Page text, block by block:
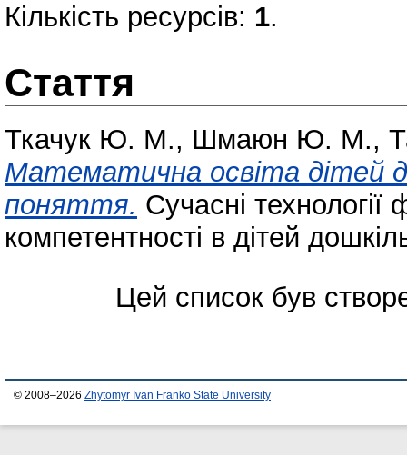
Кількість ресурсів: 1.
Стаття
Ткачук Ю. М., Шмаюн Ю. М.,
Математична освіта дітей
поняття. Сучасні
компетентності в дітей
Цей список був
© 2008–2026 Zhytomyr Ivan Franko State University